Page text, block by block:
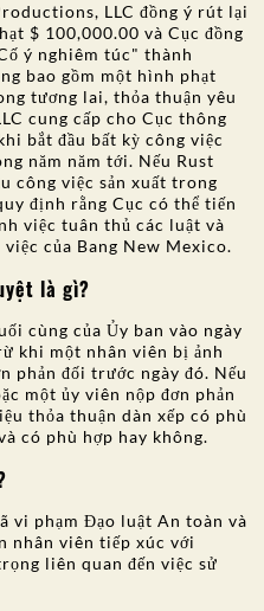
LLC đồng ý rút lại
$ 100,000.00 và Cục đồng
ý nghiêm túc" thành
bao gồm một hình phạt
tương lai, thỏa thuận yêu
cung cấp cho Cục thông
bắt đầu bất kỳ công việc
năm năm tới. Nếu Rust
công việc sản xuất trong
định rằng Cục có thể tiến
việc tuân thủ các luật và
của Bang New Mexico.
là gì?
cùng của Ủy ban vào ngày
khi một nhân viên bị ảnh
phản đối trước ngày đó. Nếu
một ủy viên nộp đơn phản
thỏa thuận dàn xếp có phù
có phù hợp hay không.
vi phạm Đạo luật An toàn và
nhân viên tiếp xúc với
liên quan đến việc sử